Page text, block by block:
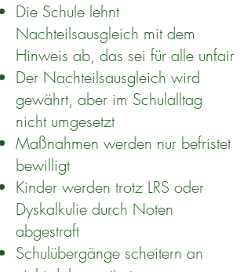
Die Schule lehnt
Nachteilsausgleich mit dem
Hinweis ab, das sei für alle unfair
Der Nachteilsausgleich wird
gewährt, aber im Schulalltag
nicht umgesetzt
Maßnahmen werden nur befristet
bewilligt
Kinder werden trotz LRS oder
Dyskalkulie durch Noten
abgestraft
Schulübergänge scheitern an